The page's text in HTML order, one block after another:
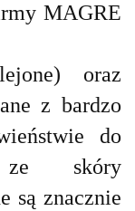
MAGRE
oraz
z bardzo
do
ze skóry
są znacznie